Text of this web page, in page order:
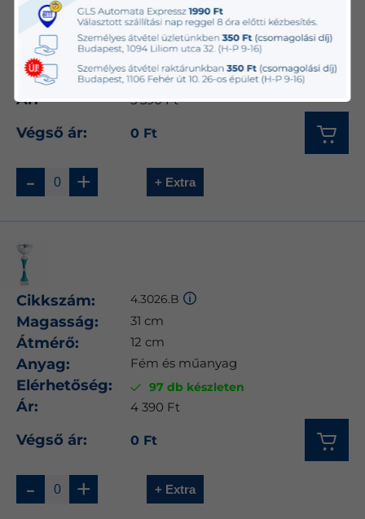
Magasság: 35.5 cm
Átmérő: 14 cm
Anyag: Fém és műanyag
Elérhetőség: 32 db készleten
Ár: 5 590 Ft
+ Extra
+
-
Végső ár: 0 Ft
Cikkszám: 4.3026.B
Magasság: 31 cm
Átmérő: 12 cm
Anyag: Fém és műanyag
Elérhetőség: 97 db készleten
Ár: 4 390 Ft
+ Extra
+
-
Végső ár: 0 Ft